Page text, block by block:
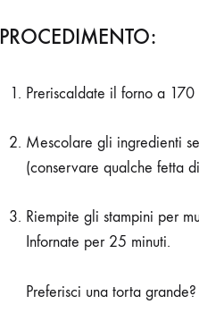
PROCEDIMENTO:
Preriscaldate il forno a 170
Mescolare gli ingredienti
(conservare qualche fetta
Riempite gli stampini per
Infornate per 25 minuti.
Preferisci una torta